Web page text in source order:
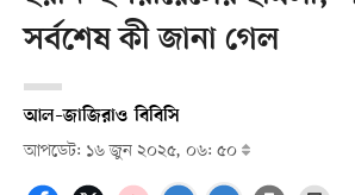
সর্বশেষ কী জানা গেল
আল–জাজিরাও বিবিসি
আপডেট: ১৬ জুন ২০২৫, ০৬: ৫০